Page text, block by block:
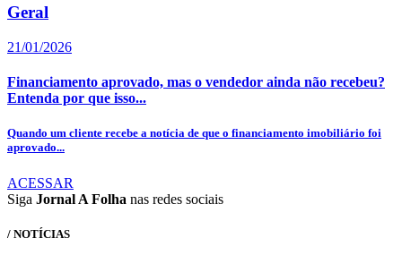
Geral
21/01/2026
Financiamento aprovado, mas o vendedor ainda não recebeu?
Entenda por que isso...
Quando um cliente recebe a notícia de que o financiamento imobiliário foi
aprovado...
ACESSAR
Siga Jornal A Folha nas redes sociais
/ NOTÍCIAS